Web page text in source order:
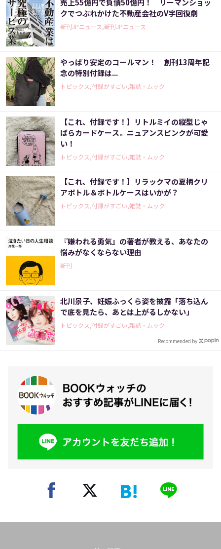
売上55億円で負債50億円！ リーマンショッ
クでつぶれかけた不動産会社のV字回復劇
新刊JPニュース,新刊JPニュース
やっぱり安定のコールマン！ 創刊13周年記
念の特別付録は...
トピックス,付録がすごい,雑誌・ムック
【これ、付録です！】リトルミイの縦型じゃ
ばらカードケース。ニュアンスピンクが可愛
い！
トピックス,付録がすごい,雑誌・ムック
【これ、付録です！】リラックマの夏柄クリ
アボトル＆ボトルケースはいかが？
トピックス,付録がすごい,雑誌・ムック
『嫌われる勇気』の著者が教える、あなたの
悩みがなくならない理由
新刊
北川景子、妊娠ふっくら姿を披露「落ち込ん
で底を見たら、あとは上がるしかない」
トピックス,付録がすごい,雑誌・ムック
Recommended by